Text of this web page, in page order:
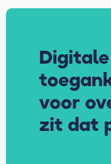
Digitale
voor
zit dat